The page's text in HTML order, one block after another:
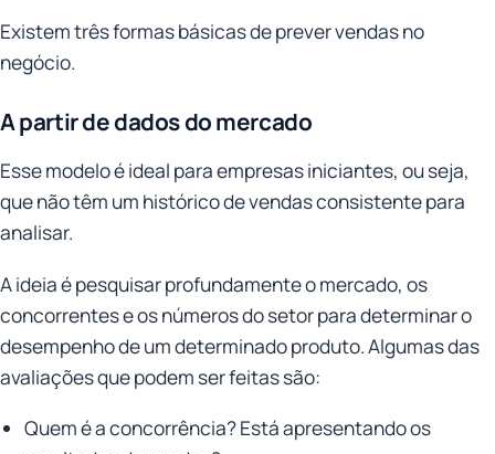
Existem três formas básicas de prever vendas no
negócio.
A partir de dados do mercado
Esse modelo é ideal para empresas iniciantes, ou seja,
que não têm um histórico de vendas consistente para
analisar.
A ideia é pesquisar profundamente o mercado, os
concorrentes e os números do setor para determinar o
desempenho de um determinado produto. Algumas das
avaliações que podem ser feitas são:
Quem é a concorrência? Está apresentando os